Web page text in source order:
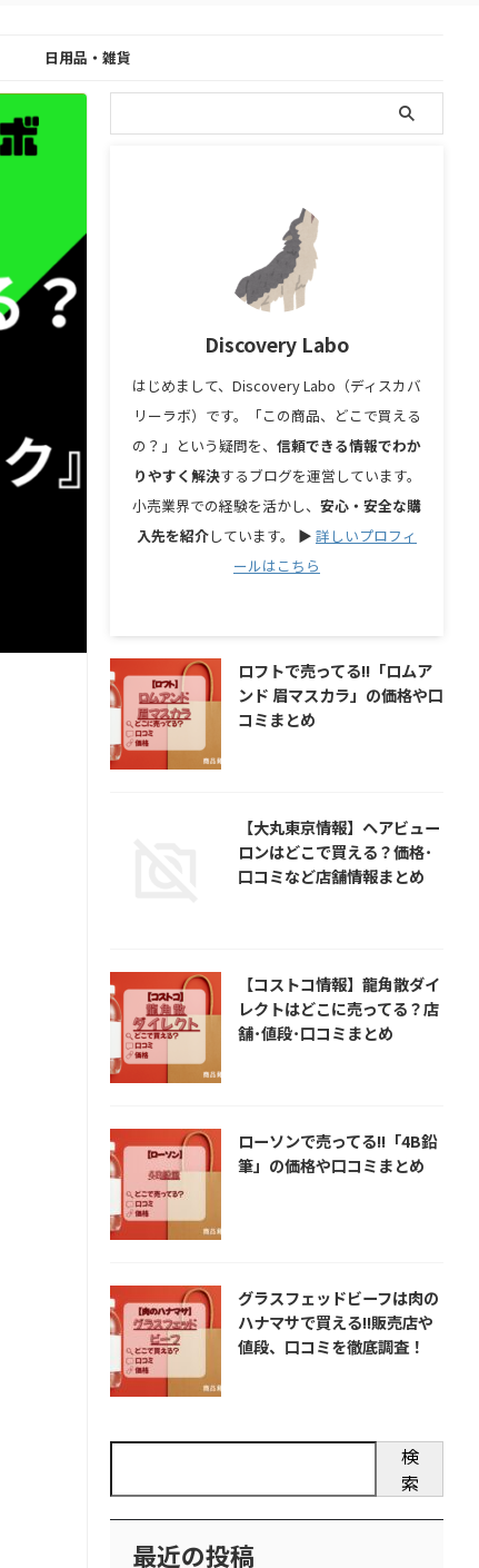
日用品・雑貨
Discovery Labo
はじめまして、Discovery Labo（ディスカバ
リーラボ）です。「この商品、どこで買える
の？」という疑問を、 信頼できる情報でわか
りやすく解決するブログを運営しています。
小売業界での経験を活かし、 安心・安全な購
入先を紹介しています。 ▶︎ 詳しいプロフィ
ールはこちら
ロフトで売ってる!!「ロムア
ンド 眉マスカラ」の価格や口
コミまとめ
【大丸東京情報】ヘアビュー
ロンはどこで買える？価格･
口コミなど店舗情報まとめ
【コストコ情報】龍角散ダイ
レクトはどこに売ってる？店
舗･値段･口コミまとめ
ローソンで売ってる!!「4B鉛
筆」の価格や口コミまとめ
グラスフェッドビーフは肉の
ハナマサで買える!!販売店や
値段、口コミを徹底調査！
検
索
最近の投稿